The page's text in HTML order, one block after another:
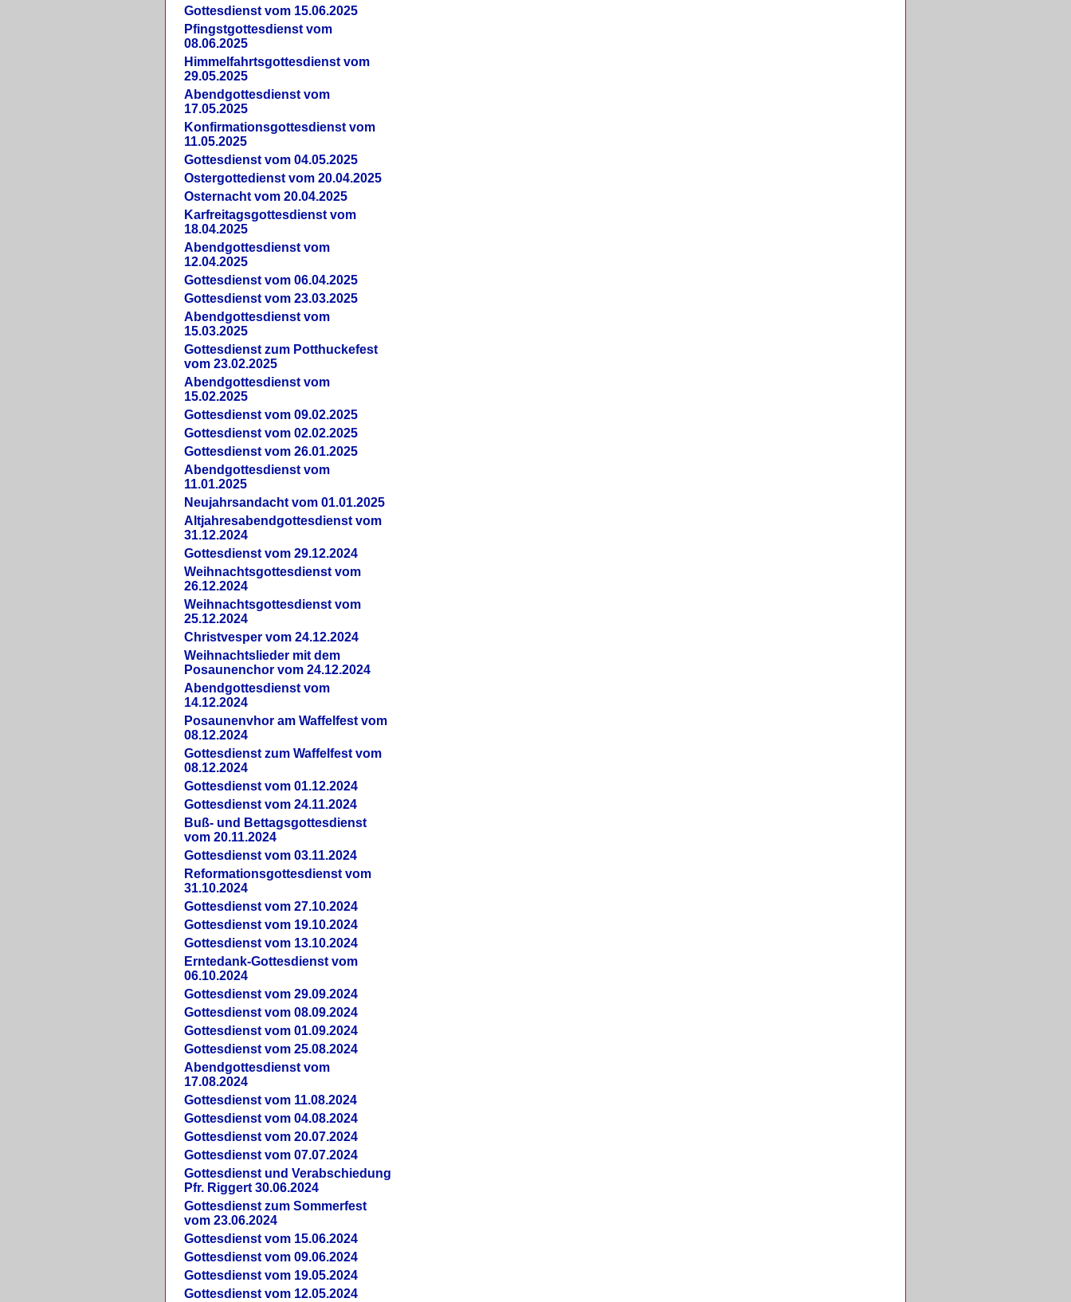
Gottesdienst vom 15.06.2025
Pfingstgottesdienst vom
08.06.2025
Himmelfahrtsgottesdienst vom
29.05.2025
Abendgottesdienst vom
17.05.2025
Konfirmationsgottesdienst vom
11.05.2025
Gottesdienst vom 04.05.2025
Ostergottedienst vom 20.04.2025
Osternacht vom 20.04.2025
Karfreitagsgottesdienst vom
18.04.2025
Abendgottesdienst vom
12.04.2025
Gottesdienst vom 06.04.2025
Gottesdienst vom 23.03.2025
Abendgottesdienst vom
15.03.2025
Gottesdienst zum Potthuckefest
vom 23.02.2025
Abendgottesdienst vom
15.02.2025
Gottesdienst vom 09.02.2025
Gottesdienst vom 02.02.2025
Gottesdienst vom 26.01.2025
Abendgottesdienst vom
11.01.2025
Neujahrsandacht vom 01.01.2025
Altjahresabendgottesdienst vom
31.12.2024
Gottesdienst vom 29.12.2024
Weihnachtsgottesdienst vom
26.12.2024
Weihnachtsgottesdienst vom
25.12.2024
Christvesper vom 24.12.2024
Weihnachtslieder mit dem
Posaunenchor vom 24.12.2024
Abendgottesdienst vom
14.12.2024
Posaunenvhor am Waffelfest vom
08.12.2024
Gottesdienst zum Waffelfest vom
08.12.2024
Gottesdienst vom 01.12.2024
Gottesdienst vom 24.11.2024
Buß- und Bettagsgottesdienst
vom 20.11.2024
Gottesdienst vom 03.11.2024
Reformationsgottesdienst vom
31.10.2024
Gottesdienst vom 27.10.2024
Gottesdienst vom 19.10.2024
Gottesdienst vom 13.10.2024
Erntedank-Gottesdienst vom
06.10.2024
Gottesdienst vom 29.09.2024
Gottesdienst vom 08.09.2024
Gottesdienst vom 01.09.2024
Gottesdienst vom 25.08.2024
Abendgottesdienst vom
17.08.2024
Gottesdienst vom 11.08.2024
Gottesdienst vom 04.08.2024
Gottesdienst vom 20.07.2024
Gottesdienst vom 07.07.2024
Gottesdienst und Verabschiedung
Pfr. Riggert 30.06.2024
Gottesdienst zum Sommerfest
vom 23.06.2024
Gottesdienst vom 15.06.2024
Gottesdienst vom 09.06.2024
Gottesdienst vom 19.05.2024
Gottesdienst vom 12.05.2024